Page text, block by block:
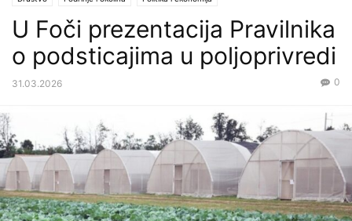
U Foči prezentacija Pravilnika
o podsticajima u poljoprivredi
31.03.2026 0